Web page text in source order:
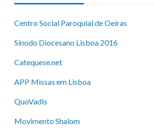
Centro Social Paroquial de Oeiras
Sínodo Diocesano Lisboa 2016
Catequese.net
APP Missas em Lisboa
QuoVadis
Movimento Shalom